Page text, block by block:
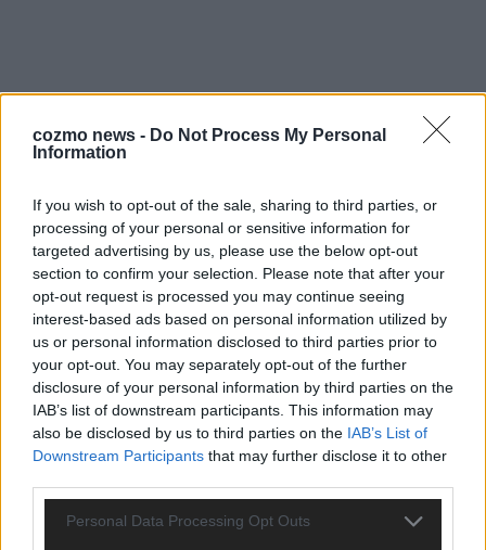
cozmo news - Do Not Process My Personal
Information
If you wish to opt-out of the sale, sharing to third parties, or
processing of your personal or sensitive information for
targeted advertising by us, please use the below opt-out
section to confirm your selection. Please note that after your
opt-out request is processed you may continue seeing
interest-based ads based on personal information utilized by
us or personal information disclosed to third parties prior to
your opt-out. You may separately opt-out of the further
disclosure of your personal information by third parties on the
IAB’s list of downstream participants. This information may
also be disclosed by us to third parties on the IAB’s List of
Downstream Participants that may further disclose it to other
Personal Data Processing Opt Outs
Über Redaktion | FLASH UP 22529 Artikel
Hier schreiben, posten und kuratieren unsere Redakteur alles,
was euch wirklich interessiert! Wir sind das Team hinter den
News, Storys und Videos, die ihr auf FLASH UP seht. Ob
brandheiße Nachrichten, coole Tipps, spannende Hintergründe
oder crazy Trends – wir checken alles für euch, filtern das
Wichtigste raus und bringen’s auf den Punkt.
TOP STORIES